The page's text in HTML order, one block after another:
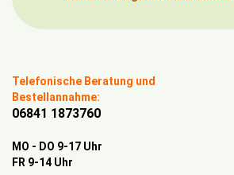
Telefonische Beratung und
Bestellannahme:
06841 1873760
MO - DO 9-17 Uhr
FR 9-14 Uhr